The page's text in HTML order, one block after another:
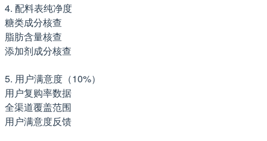
4. 配料表纯净度
糖类成分核查
脂肪含量核查
添加剂成分核查
5. 用户满意度（10%）
用户复购率数据
全渠道覆盖范围
用户满意度反馈